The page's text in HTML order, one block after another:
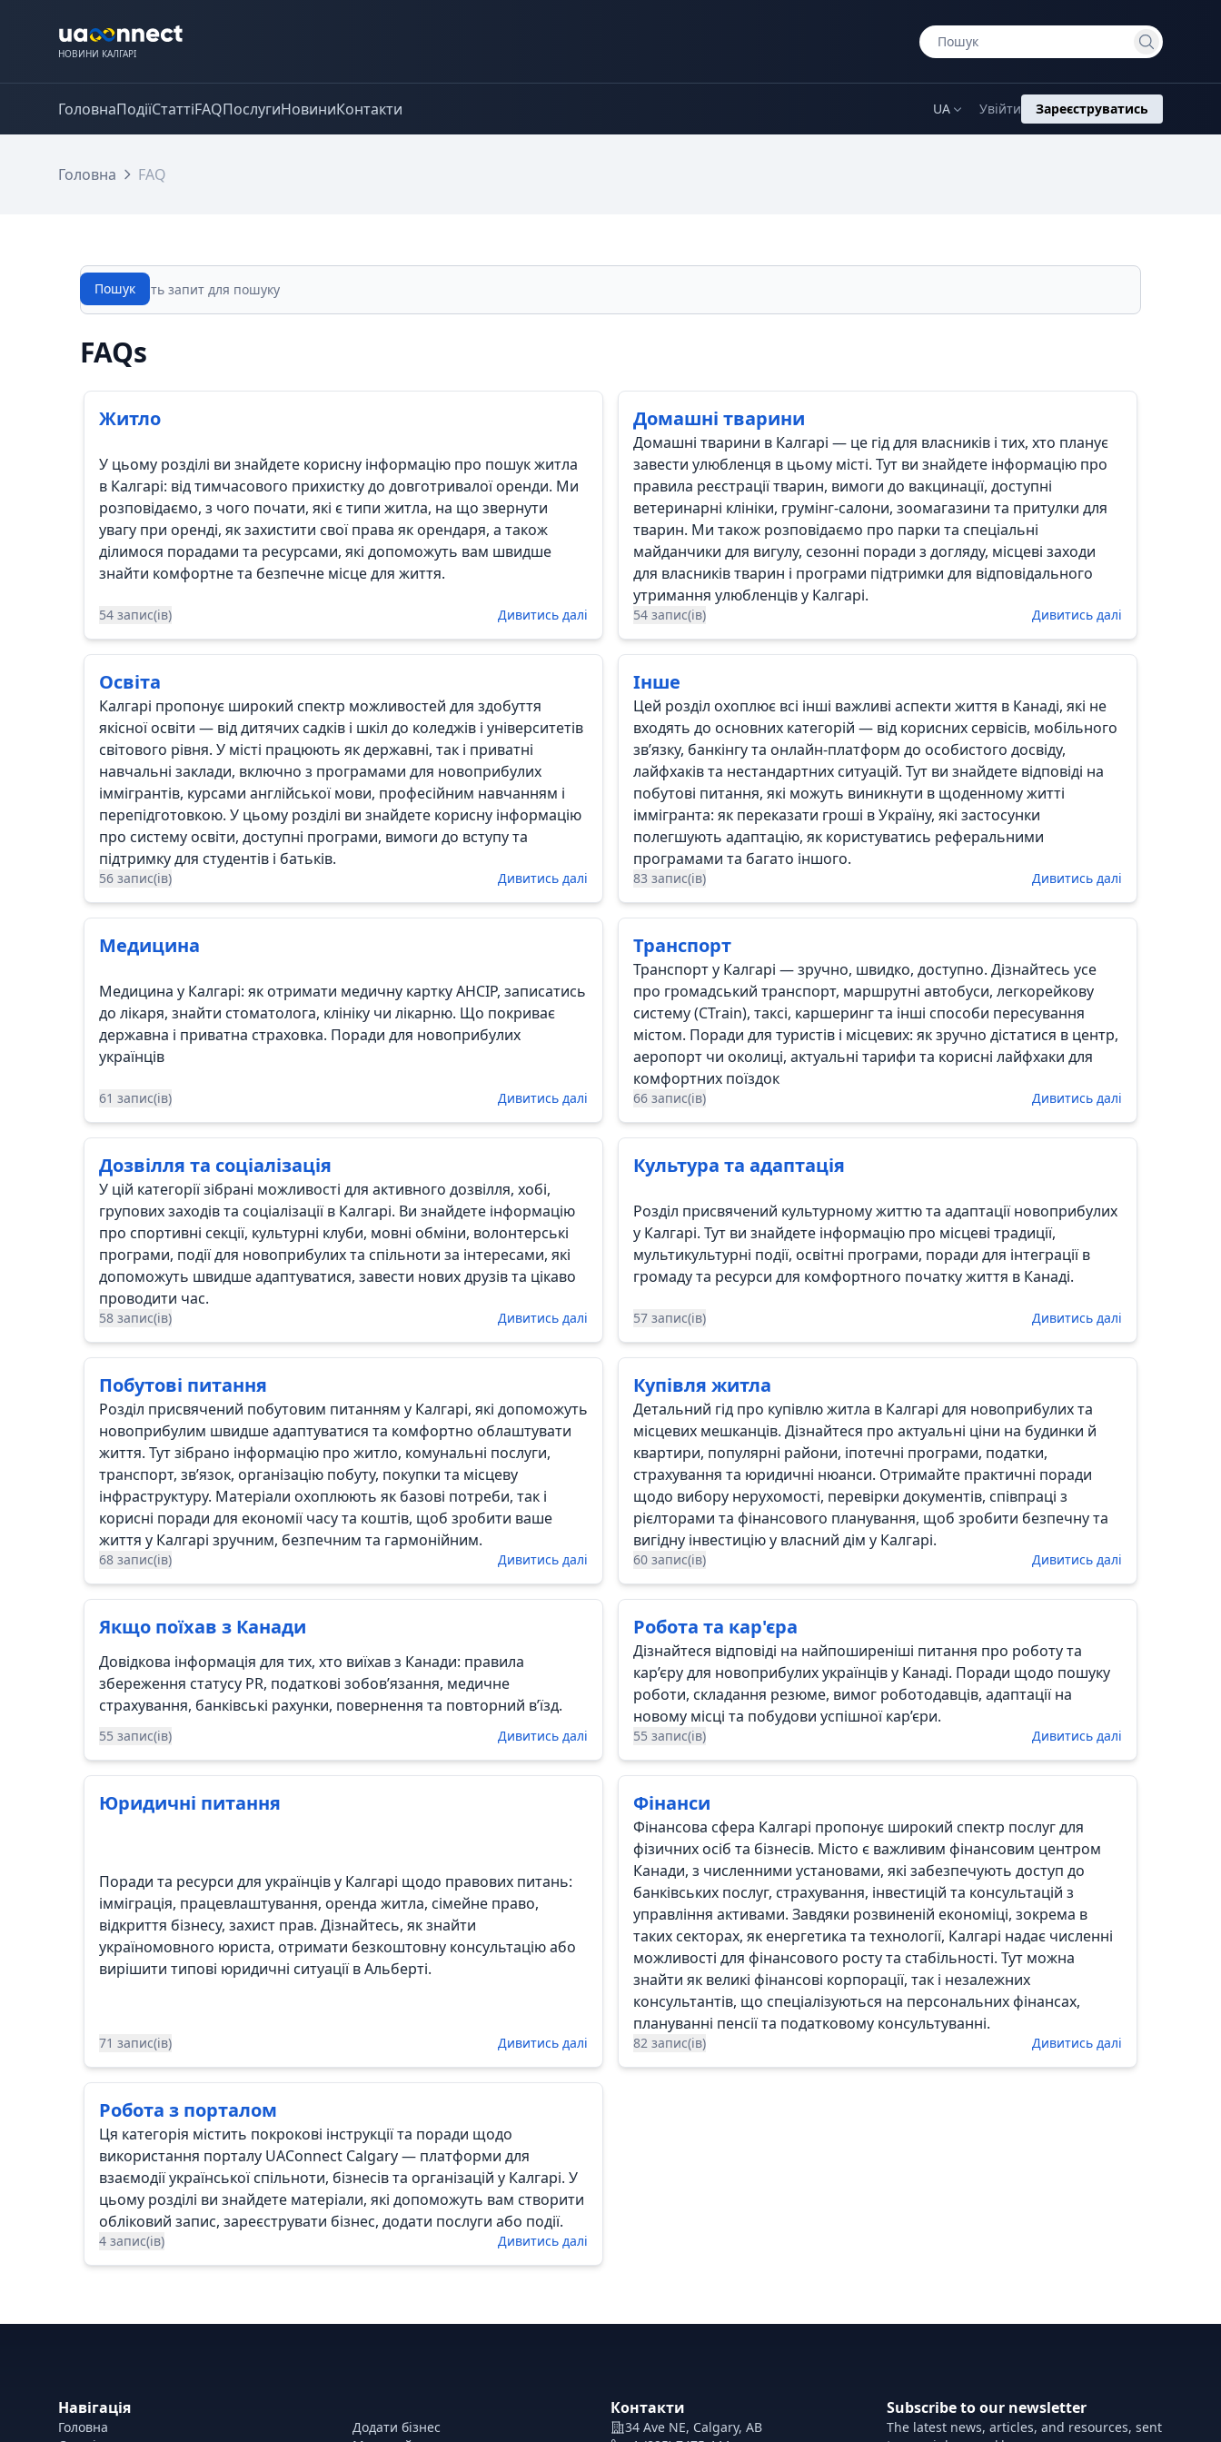
НОВИНИ КАЛГАРІ
ГоловнаПодіїСтаттіFAQПослугиНовиниКонтакти UA Увійти Зареєструватись
Головна FAQ
Пошук
Пошук
FAQs
Житло
У цьому розділі ви знайдете корисну інформацію про пошук житла
в Калгарі: від тимчасового прихистку до довготривалої оренди. Ми
розповідаємо, з чого почати, які є типи житла, на що звернути
увагу при оренді, як захистити свої права як орендаря, а також
ділимося порадами та ресурсами, які допоможуть вам швидше
знайти комфортне та безпечне місце для життя.
54 запис(ів) Дивитись далі
Домашні тварини
Домашні тварини в Калгарі — це гід для власників і тих, хто планує
завести улюбленця в цьому місті. Тут ви знайдете інформацію про
правила реєстрації тварин, вимоги до вакцинації, доступні
ветеринарні клініки, грумінг-салони, зоомагазини та притулки для
тварин. Ми також розповідаємо про парки та спеціальні
майданчики для вигулу, сезонні поради з догляду, місцеві заходи
для власників тварин і програми підтримки для відповідального
утримання улюбленців у Калгарі.
54 запис(ів) Дивитись далі
Освіта
Калгарі пропонує широкий спектр можливостей для здобуття
якісної освіти — від дитячих садків і шкіл до коледжів і університетів
світового рівня. У місті працюють як державні, так і приватні
навчальні заклади, включно з програмами для новоприбулих
іммігрантів, курсами англійської мови, професійним навчанням і
перепідготовкою. У цьому розділі ви знайдете корисну інформацію
про систему освіти, доступні програми, вимоги до вступу та
підтримку для студентів і батьків.
56 запис(ів) Дивитись далі
Інше
Цей розділ охоплює всі інші важливі аспекти життя в Канаді, які не
входять до основних категорій — від корисних сервісів, мобільного
зв’язку, банкінгу та онлайн-платформ до особистого досвіду,
лайфхаків та нестандартних ситуацій. Тут ви знайдете відповіді на
побутові питання, які можуть виникнути в щоденному житті
іммігранта: як переказати гроші в Україну, які застосунки
полегшують адаптацію, як користуватись реферальними
програмами та багато іншого.
83 запис(ів) Дивитись далі
Медицина
Медицина у Калгарі: як отримати медичну картку AHCIP, записатись
до лікаря, знайти стоматолога, клініку чи лікарню. Що покриває
державна і приватна страховка. Поради для новоприбулих
українців
61 запис(ів) Дивитись далі
Транспорт
Транспорт у Калгарі — зручно, швидко, доступно. Дізнайтесь усе
про громадський транспорт, маршрутні автобуси, легкорейкову
систему (CTrain), таксі, каршеринг та інші способи пересування
містом. Поради для туристів і місцевих: як зручно дістатися в центр,
аеропорт чи околиці, актуальні тарифи та корисні лайфхаки для
комфортних поїздок
66 запис(ів) Дивитись далі
Дозвілля та соціалізація
У цій категорії зібрані можливості для активного дозвілля, хобі,
групових заходів та соціалізації в Калгарі. Ви знайдете інформацію
про спортивні секції, культурні клуби, мовні обміни, волонтерські
програми, події для новоприбулих та спільноти за інтересами, які
допоможуть швидше адаптуватися, завести нових друзів та цікаво
проводити час.
58 запис(ів) Дивитись далі
Культура та адаптація
Розділ присвячений культурному життю та адаптації новоприбулих
у Калгарі. Тут ви знайдете інформацію про місцеві традиції,
мультикультурні події, освітні програми, поради для інтеграції в
громаду та ресурси для комфортного початку життя в Канаді.
57 запис(ів) Дивитись далі
Побутові питання
Розділ присвячений побутовим питанням у Калгарі, які допоможуть
новоприбулим швидше адаптуватися та комфортно облаштувати
життя. Тут зібрано інформацію про житло, комунальні послуги,
транспорт, зв’язок, організацію побуту, покупки та місцеву
інфраструктуру. Матеріали охоплюють як базові потреби, так і
корисні поради для економії часу та коштів, щоб зробити ваше
життя у Калгарі зручним, безпечним та гармонійним.
68 запис(ів) Дивитись далі
Купівля житла
Детальний гід про купівлю житла в Калгарі для новоприбулих та
місцевих мешканців. Дізнайтеся про актуальні ціни на будинки й
квартири, популярні райони, іпотечні програми, податки,
страхування та юридичні нюанси. Отримайте практичні поради
щодо вибору нерухомості, перевірки документів, співпраці з
рієлторами та фінансового планування, щоб зробити безпечну та
вигідну інвестицію у власний дім у Калгарі.
60 запис(ів) Дивитись далі
Якщо поїхав з Канади
Довідкова інформація для тих, хто виїхав з Канади: правила
збереження статусу PR, податкові зобов’язання, медичне
страхування, банківські рахунки, повернення та повторний в’їзд.
55 запис(ів) Дивитись далі
Робота та кар'єра
Дізнайтеся відповіді на найпоширеніші питання про роботу та
кар’єру для новоприбулих українців у Канаді. Поради щодо пошуку
роботи, складання резюме, вимог роботодавців, адаптації на
новому місці та побудови успішної кар’єри.
55 запис(ів) Дивитись далі
Юридичні питання
Поради та ресурси для українців у Калгарі щодо правових питань:
імміграція, працевлаштування, оренда житла, сімейне право,
відкриття бізнесу, захист прав. Дізнайтесь, як знайти
україномовного юриста, отримати безкоштовну консультацію або
вирішити типові юридичні ситуації в Альберті.
71 запис(ів) Дивитись далі
Фінанси
Фінансова сфера Калгарі пропонує широкий спектр послуг для
фізичних осіб та бізнесів. Місто є важливим фінансовим центром
Канади, з численними установами, які забезпечують доступ до
банківських послуг, страхування, інвестицій та консультацій з
управління активами. Завдяки розвиненій економіці, зокрема в
таких секторах, як енергетика та технології, Калгарі надає численні
можливості для фінансового росту та стабільності. Тут можна
знайти як великі фінансові корпорації, так і незалежних
консультантів, що спеціалізуються на персональних фінансах,
плануванні пенсії та податковому консультуванні.
82 запис(ів) Дивитись далі
Робота з порталом
Ця категорія містить покрокові інструкції та поради щодо
використання порталу UAConnect Calgary — платформи для
взаємодії української спільноти, бізнесів та організацій у Калгарі. У
цьому розділі ви знайдете матеріали, які допоможуть вам створити
обліковий запис, зареєструвати бізнес, додати послуги або події.
4 запис(ів) Дивитись далі
Навігація
Головна
Додати бізнес
Контакти
34 Ave NE, Calgary, AB
Subscribe to our newsletter
The latest news, articles, and resources, sent